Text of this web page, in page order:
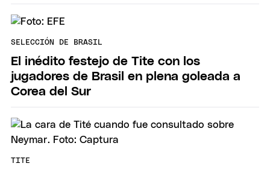
SELECCIÓN DE BRASIL
El inédito festejo de Tite con los
jugadores de Brasil en plena goleada a
Corea del Sur
TITE